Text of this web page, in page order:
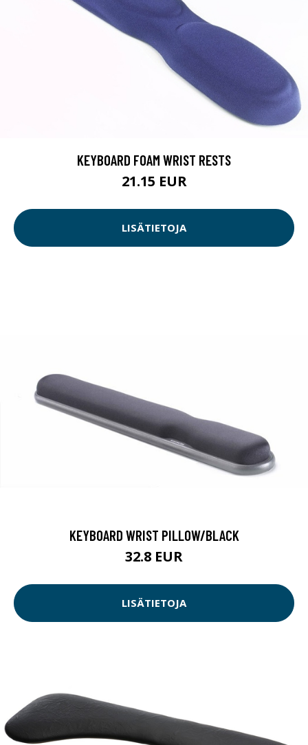
KEYBOARD FOAM WRIST RESTS
21.15 EUR
LISÄTIETOJA
KEYBOARD WRIST PILLOW/BLACK
32.8 EUR
LISÄTIETOJA